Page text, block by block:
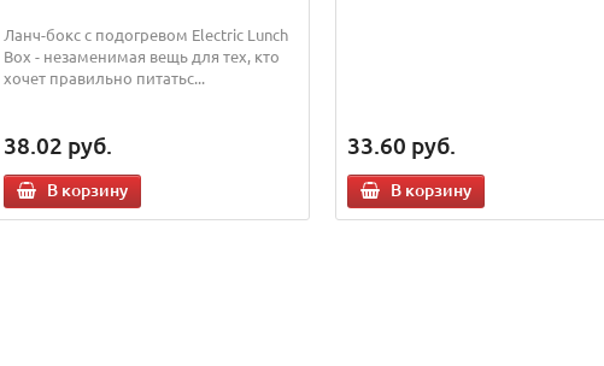
Ланч-бокс с подогревом Electric Lunch
Box - незаменимая вещь для тех, кто
хочет правильно питатьс...
38.02 руб.
В корзину
33.60 руб.
В корзину